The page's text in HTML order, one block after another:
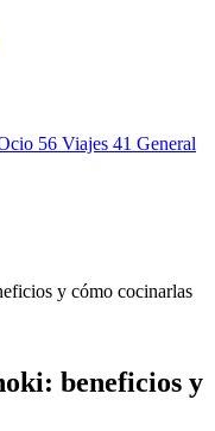
56 Viajes 41 General
y cómo cocinarlas
beneficios y